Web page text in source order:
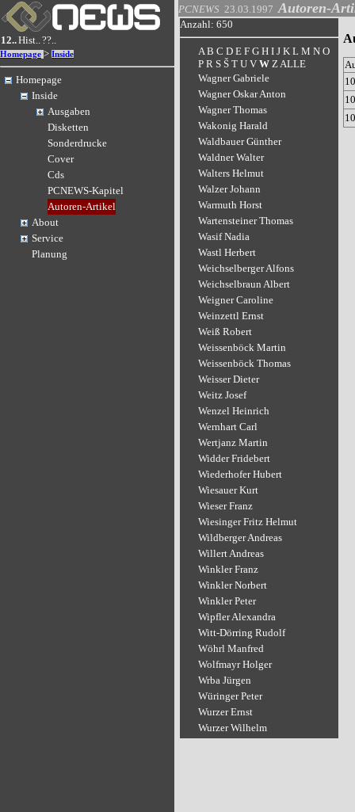
12..Hist..??..
Homepage > Inside
Homepage
Inside
Ausgaben
Disketten
Sonderdrucke
Cover
Cds
PCNEWS-Kapitel
Autoren-Artikel
About
Service
Planung
PCNEWS 23.03.1997 Autoren-
Anzahl: 650
A B C D E F G H I J K L M N O
P R S Š T U V W ZALLE
Wagner Gabriele
Wagner Oskar Anton
Wagner Thomas
Wakonig Harald
Waldbauer Günther
Waldner Walter
Walters Helmut
Walzer Johann
Warmuth Horst
Wartensteiner Thomas
Wasif Nadia
Wastl Herbert
Weichselberger Alfons
Weichselbraun Albert
Weigner Caroline
Weinzettl Ernst
Weiß Robert
Weissenböck Martin
Weissenböck Thomas
Weisser Dieter
Weitz Josef
Wenzel Heinrich
Wernhart Carl
Wertjanz Martin
Widder Fridebert
Wiederhofer Hubert
Wiesauer Kurt
Wieser Franz
Wiesinger Fritz Helmut
Wildberger Andreas
Willert Andreas
Winkler Franz
Winkler Norbert
Winkler Peter
Wipfler Alexandra
Witt-Dörring Rudolf
Wöhrl Manfred
Wolfmayr Holger
Wrba Jürgen
Würinger Peter
Wurzer Ernst
Wurzer Wilhelm